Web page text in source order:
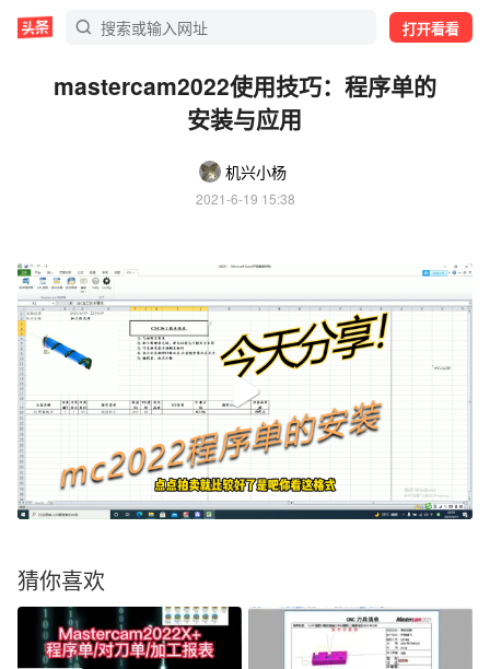
打开看看
mastercam2022使用技巧：程序单的
安装与应用
机兴小杨
2021-6-19 15:38
猜你喜欢